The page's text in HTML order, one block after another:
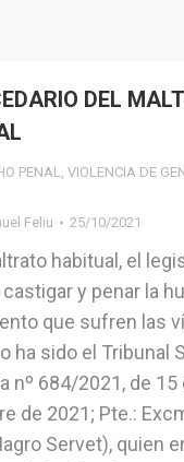
DEL
PENAL, VIOLENCIA DE
Feliu 25/10/2021
habitual, el
y penar la
que sufren las
ha sido el Tribunal
nº 684/2021, de 15
de 2021; Pte.:
Servet), quien